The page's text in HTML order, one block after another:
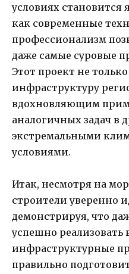
условиях
как современные
профессионализм
даже самые суровые
Этот проект не
инфраструктуру
вдохновляющим
аналогичных задач в
экстремальными
условиями.
Итак, несмотря на
строители уверенно
демонстрируя, что
успешно
инфраструктурные
правильно